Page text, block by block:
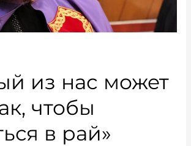
из нас может
чтобы
в рай»